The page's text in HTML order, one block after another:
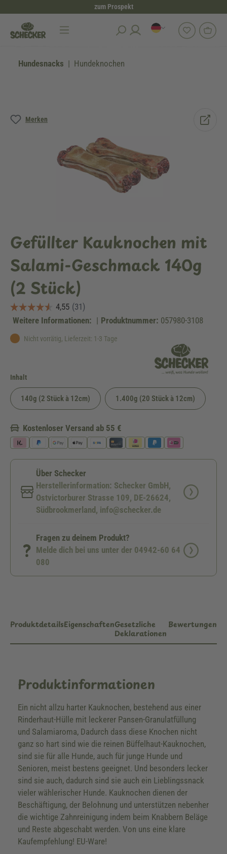
zum Prospekt
Hundesnacks Hundeknochen
Merken
Bildergalerie überspringen
Gefüllter Kauknochen mit
Salami-Geschmack 140g
(2 Stück)
Weitere Informationen: | Produktnummer: 057980-3108
Nicht vorrätig, Lieferzeit: 1-3 Tage
Inhaltauswählen
140g (2 Stück à 12cm) 1.400g (20 Stück à 12cm)
Kostenloser Versand ab 55 €
Über Schecker
Herstellerinformation: Schecker GmbH,
Ostvictorburer Strasse 109, DE-26624,
Südbrookmerland, info@schecker.de
Fragen zu deinem Produkt?
Melde dich bei uns unter der 04942-60 64
080
ProduktdetailsEigenschaftenGesetzliche
Deklarationen
Bewertungen
Produktinformationen
Ein nicht allzu harter Kauknochen, bestehend aus einer
Rinderhaut-Hülle mit leckerer Pansen-Granulatfüllung
und Salamiaroma, Dadurch dass diese Knochen nicht
ganz so hart sind wie die reinen Büffelhaut-Kauknochen,
sind sie für alle Hunde, auch für junge Hunde und
Senioren, meist bestens geeignet. Und besonders lecker
sind sie auch, dadurch sind sie auch ein Lieblingssnack
vieler wählerischer Hunde. Kauknochen dienen der
Beschäftigung, der Belohnung und unterstützen nebenher
die wichtige Zahnreinigung indem beim Knabbern Beläge
und Reste abgeschabt werden. Von uns eine klare
Kaufempfehlung! EU-Ware!